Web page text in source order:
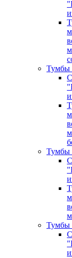
Тумбы
Тумбы
Тумбы